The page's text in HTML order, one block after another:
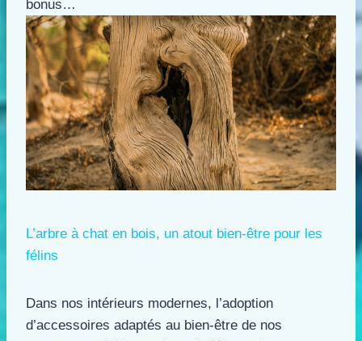
bonus…
L’arbre à chat en bois, un atout bien-être pour les
félins
Dans nos intérieurs modernes, l’adoption
d’accessoires adaptés au bien-être de nos